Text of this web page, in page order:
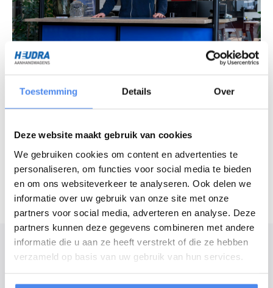
Toestemming Details Over
Deze website maakt gebruik van cookies
We gebruiken cookies om content en advertenties te
personaliseren, om functies voor social media te bieden
en om ons websiteverkeer te analyseren. Ook delen we
informatie over uw gebruik van onze site met onze
partners voor social media, adverteren en analyse. Deze
partners kunnen deze gegevens combineren met andere
informatie die u aan ze heeft verstrekt of die ze hebben
verzameld op basis van uw gebruik van hun services.
Zaterdag
8:30 - 12:00 uur
Modelomschrijving
gebruik. Het doordachte ontwerp met een onderhoudsvriendelijke